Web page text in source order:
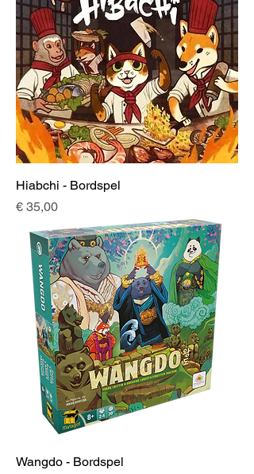
Hiabchi - Bordspel
Prijs
€ 35,00
Wangdo - Bordspel